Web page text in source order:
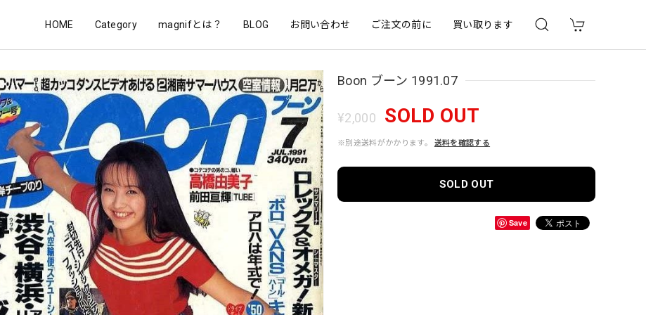
HOME Category magnifとは？ BLOG お問い合わせ ご注文の前に 買い取ります
Boon ブーン 1991.07
¥2,000 SOLD OUT
※別途送料がかかります。 送料を確認する
SOLD OUT
Save